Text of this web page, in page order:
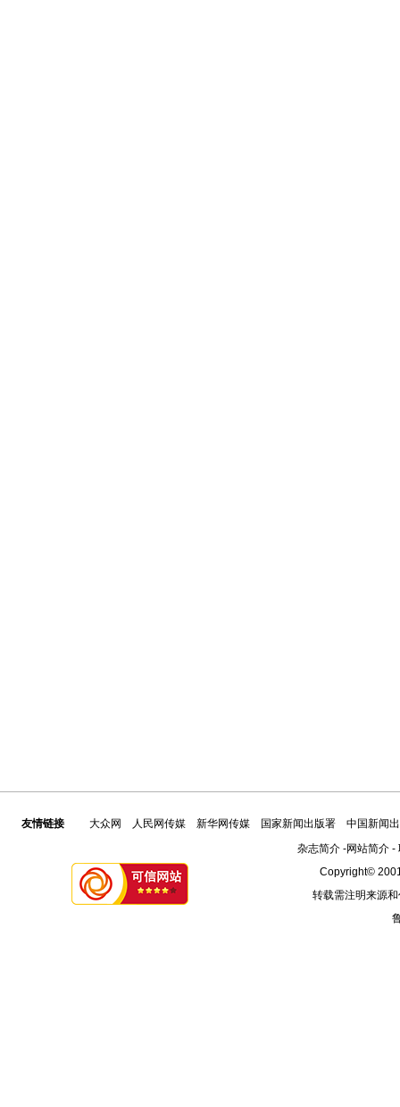
友情链接 大众网 人民网传媒 新华网传媒 国家新闻出版署
中国新闻
杂志简介-网站简介-
Copyright©
转载需注明来源